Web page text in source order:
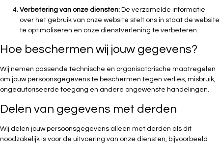
Verbetering van onze diensten: De verzamelde informatie
over het gebruik van onze website stelt ons in staat de website
te optimaliseren en onze dienstverlening te verbeteren.
Hoe beschermen wij jouw gegevens?
Wij nemen passende technische en organisatorische maatregelen
om jouw persoonsgegevens te beschermen tegen verlies, misbruik,
ongeautoriseerde toegang en andere ongewenste handelingen.
Delen van gegevens met derden
Wij delen jouw persoonsgegevens alleen met derden als dit
noodzakelijk is voor de uitvoering van onze diensten, bijvoorbeeld